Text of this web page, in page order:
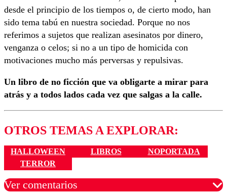
desde el principio de los tiempos o, de cierto modo, han
sido tema tabú en nuestra sociedad. Porque no nos
referimos a sujetos que realizan asesinatos por dinero,
venganza o celos; si no a un tipo de homicida con
motivaciones mucho más perversas y repulsivas.
Un libro de no ficción que va obligarte a mirar para
atrás y a todos lados cada vez que salgas a la calle.
OTROS TEMAS A EXPLORAR:
HALLOWEEN LIBROS
NOPORTADA
TERROR
Ver comentarios